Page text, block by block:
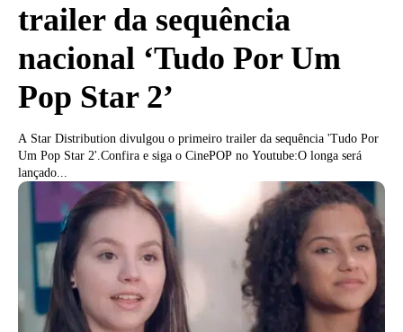
trailer da sequência
nacional ‘Tudo Por Um
Pop Star 2’
A Star Distribution divulgou o primeiro trailer da sequência 'Tudo Por
Um Pop Star 2'.Confira e siga o CinePOP no Youtube:O longa será
lançado...